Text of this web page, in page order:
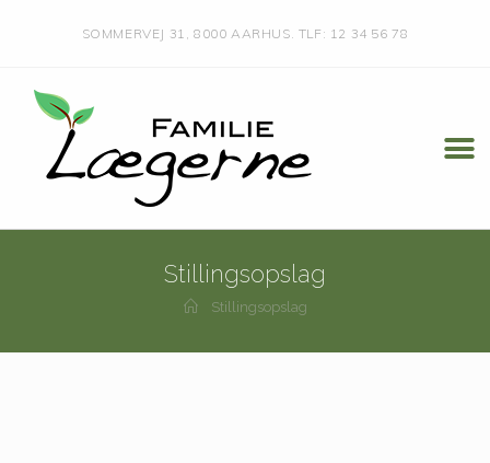
SOMMERVEJ 31, 8000 AARHUS. TLF: 12 34 56 78
Stillingsopslag
Stillingsopslag